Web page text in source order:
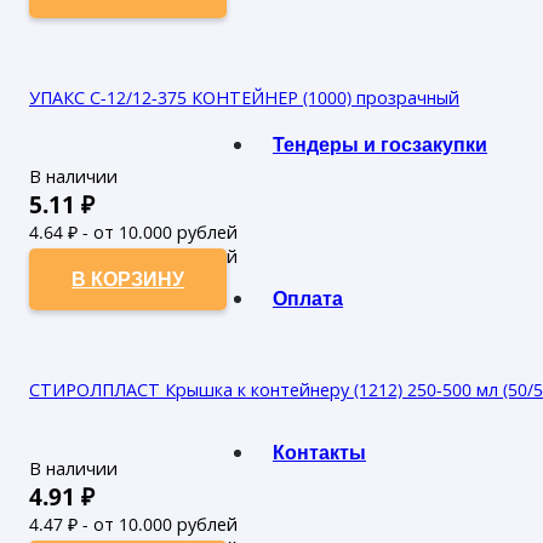
Тендеры и госзакупки
Оплата
Контакты
УПАКС С-12/12-375 КОНТЕЙНЕР (1000) прозрачный
В наличии
5.11 ₽
4.64 ₽ - от 10.000 рублей
4.22₽ - от 50.000 рублей
В КОРЗИНУ
СТИРОЛПЛАСТ Крышка к контейнеру (1212) 250-500 мл (50/
В наличии
4.91 ₽
4.47 ₽ - от 10.000 рублей